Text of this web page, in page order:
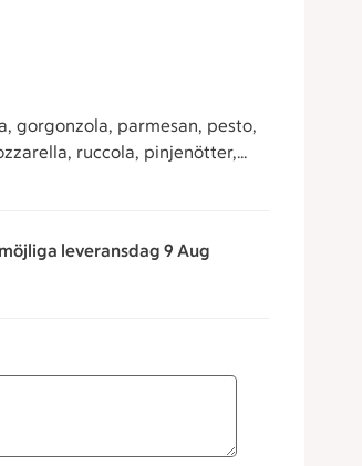
gorgonzola, parmesan, pesto,
ruccola, pinjenötter,
leveransdag 9 Aug